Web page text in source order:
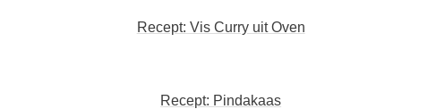
Recept: Vis Curry uit Oven
Recept: Pindakaas